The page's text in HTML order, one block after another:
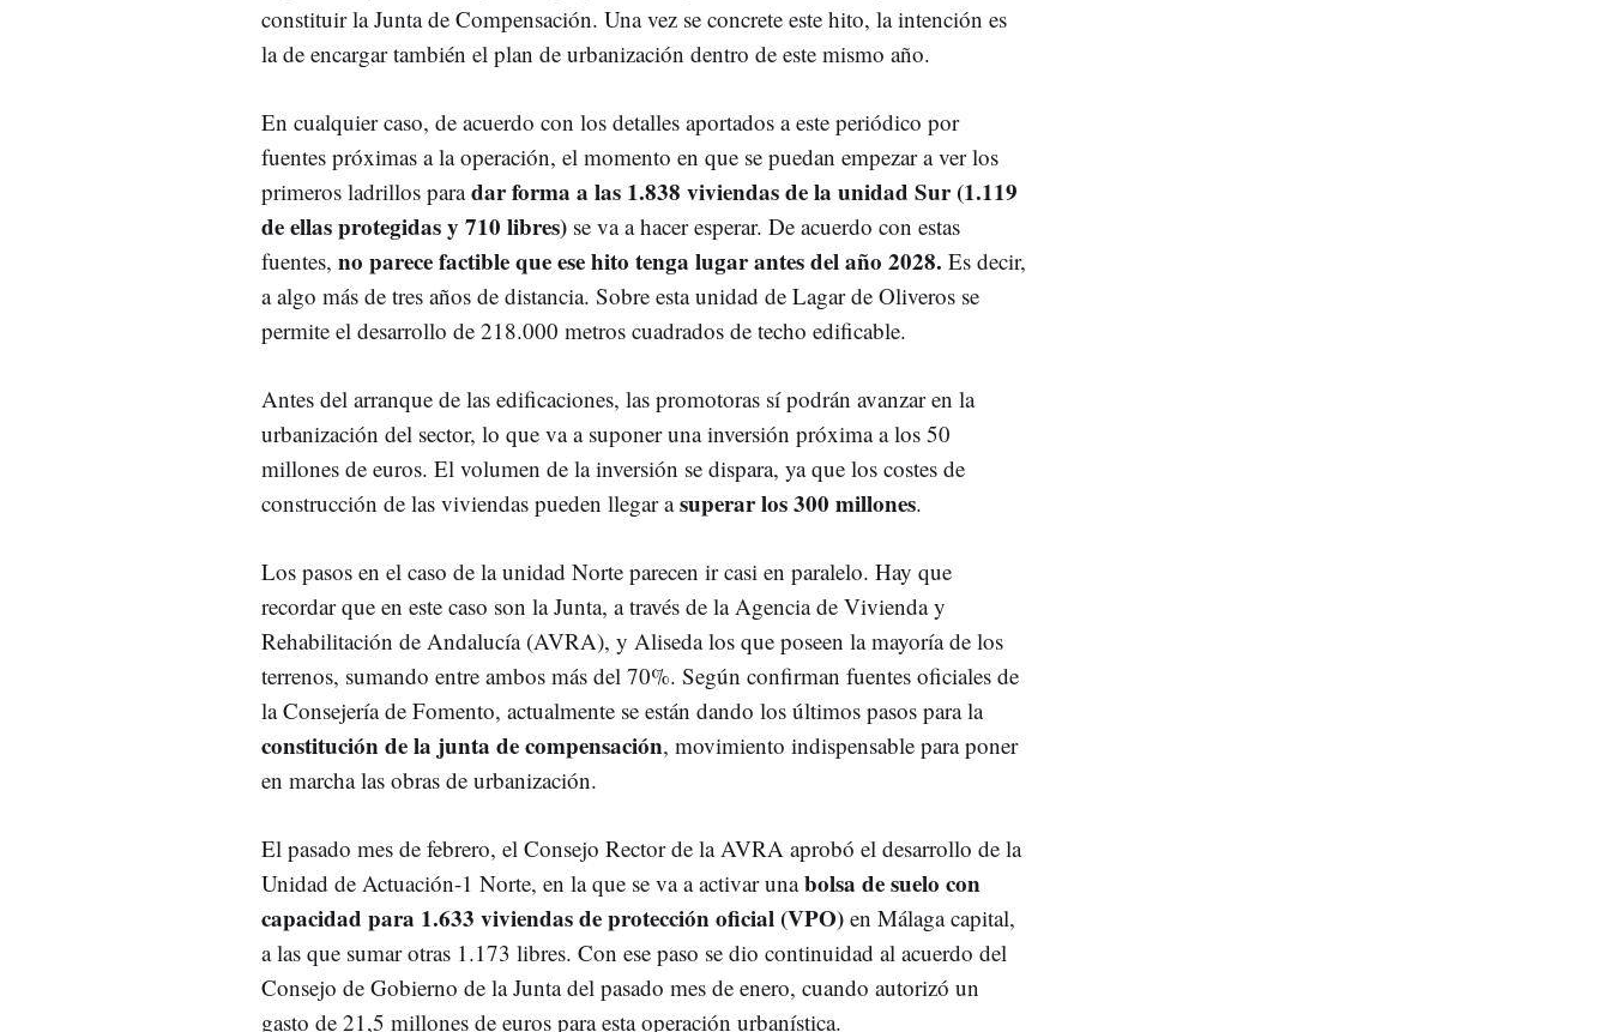
constituir la Junta de Compensación. Una vez se concrete este hito, la intención es
la de encargar también el plan de urbanización dentro de este mismo año.
En cualquier caso, de acuerdo con los detalles aportados a este periódico por
fuentes próximas a la operación, el momento en que se puedan empezar a ver los
primeros ladrillos paradar forma a las 1.838 viviendas de la unidad Sur (1.119
de ellas protegidas y 710 libres) se va a hacer esperar. De acuerdo con estas
fuentes, no parece factible que ese hito tenga lugar antes del año 2028. Es decir,
a algo más de tres años de distancia. Sobre esta unidad de Lagar de Oliveros se
permite el desarrollo de 218.000 metros cuadrados de techo edificable.
Antes del arranque de las edificaciones, las promotoras sí podrán avanzar en la
urbanización del sector, lo que va a suponer una inversión próxima a los 50
millones de euros. El volumen de la inversión se dispara, ya que los costes de
construcción de las viviendas pueden llegar asuperar los 300 millones.
Los pasos en el caso de la unidad Norte parecen ir casi en paralelo. Hay que
recordar que en este caso son la Junta, a través de la Agencia de Vivienda y
Rehabilitación de Andalucía (AVRA), y Aliseda los que poseen la mayoría de los
terrenos, sumando entre ambos más del 70%. Según confirman fuentes oficiales de
la Consejería de Fomento, actualmente se están dando los últimos pasos para la
constitución de la junta de compensación, movimiento indispensable para poner
en marcha las obras de urbanización.
El pasado mes de febrero, el Consejo Rector de la AVRA aprobó el desarrollo de la
Unidad de Actuación-1 Norte, en la que se va a activar unabolsa de suelo con
capacidad para 1.633 viviendas de protección oficial (VPO) en Málaga capital,
a las que sumar otras 1.173 libres. Con ese paso se dio continuidad al acuerdo del
Consejo de Gobierno de la Junta del pasado mes de enero, cuando autorizó un
gasto de 21,5 millones de euros para esta operación urbanística.